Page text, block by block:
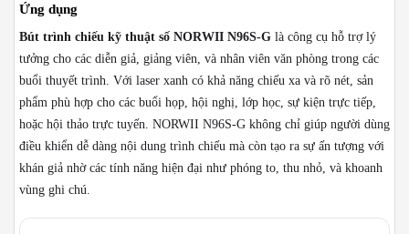
Ứng dụng
Bút trình chiếu kỹ thuật số NORWII N96S-G là công cụ hỗ trợ lý
tưởng cho các diễn giả, giảng viên, và nhân viên văn phòng trong các
buổi thuyết trình. Với laser xanh có khả năng chiếu xa và rõ nét, sản
phẩm phù hợp cho các buổi họp, hội nghị, lớp học, sự kiện trực tiếp,
hoặc hội thảo trực tuyến. NORWII N96S-G không chỉ giúp người dùng
điều khiển dễ dàng nội dung trình chiếu mà còn tạo ra sự ấn tượng với
khán giả nhờ các tính năng hiện đại như phóng to, thu nhỏ, và khoanh
vùng ghi chú.